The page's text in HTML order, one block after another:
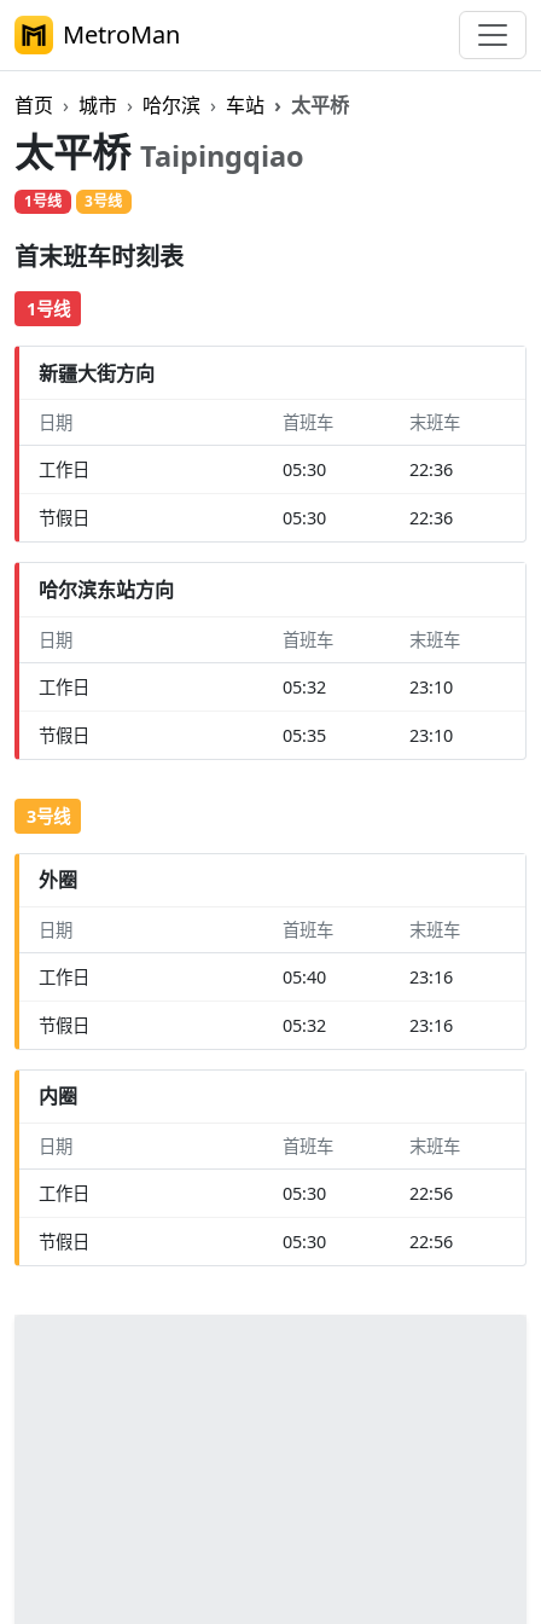
MetroMan
首页 城市 哈尔滨 车站 太平桥
太平桥 Taipingqiao
1号线 3号线
首末班车时刻表
1号线
新疆大街方向
日期 首班车 末班车
工作日 05:30 22:36
节假日 05:30 22:36
哈尔滨东站方向
日期 首班车 末班车
工作日 05:32 23:10
节假日 05:35 23:10
3号线
外圈
日期 首班车 末班车
工作日 05:40 23:16
节假日 05:32 23:16
内圈
日期 首班车 末班车
工作日 05:30 22:56
节假日 05:30 22:56